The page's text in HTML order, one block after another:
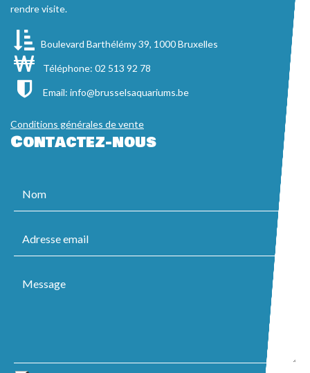
rendre visite.
Boulevard Barthélémy 39, 1000 Bruxelles
Téléphone: 02 513 92 78
Email: info@brusselsaquariums.be
Conditions générales de vente
Contactez-nous